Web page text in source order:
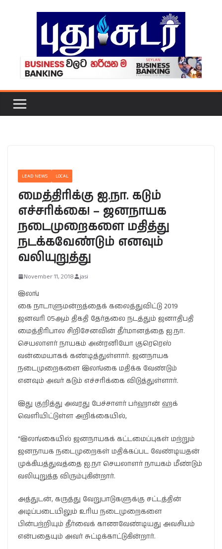
LEAD NEWS LOCAL
மைத்திரிக்கு ஐ.நா. கடும்
எச்சரிக்கை! – ஜனநாயக
நடைமுறைகளை மதித்து
நடக்கவேண்டும் எனவும்
வலியுறுத்து
November 11, 2018 jasi
இலங்
கை நாடாளுமன்றத்தைக் கலைத்துவிட்டு 2019
ஜனவரி 05ஆம் திகதி தேர்தலை நடத்தும் ஜனாதிபதி
மைத்திரிபால சிறிசேனவின் தீர்மானத்தை ஐ.நா.
செயலாளர் நாயகம் அன்ரனியோ குரெரெஸ்
வன்மையாகக் கண்டித்துள்ளார். ஜனநாயக
நடைமுறைகளை இலங்கை மதிக்க வேண்டும்
எனவும் அவர் கடும் எச்சரிக்கை விடுத்துள்ளார்.
இது குறித்து அவரது பேச்சாளர் பர்ஹான் ஹக்
வெளியிட்டுள்ள அறிக்கையில்,
“இலங்கையில் ஜனநாயகக் கட்டமைப்புகள் மற்றும்
ஜனநாயக நடைமுறைகள் மதிக்கப்பட வேண்டியதன்
முக்கியத்துவத்தை ஐ.நா செயலாளர் நாயகம் மீண்டும்
வலியுறுத்த விரும்புகின்றார்.
அத்துடன், கருத்து வேறுபாடுகளுக்கு சட்டத்தின்
அடிப்படையிலும் உரிய நடைமுறைகளை
பின்பற்றியும் தீர்வைக் காணவேண்டியது அவசியம்
என்பதையும் அவர் சுட்டிக்காட்டுகின்றார்.